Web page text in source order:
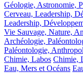
Géologie, Astronomie,
Cerveau, Leadership,
Leadership,
Vie Sauvage, Nature,
Archéologie,
Paléontologie,
Chimie, Labos Chimie,
Eau, Mers et Océans